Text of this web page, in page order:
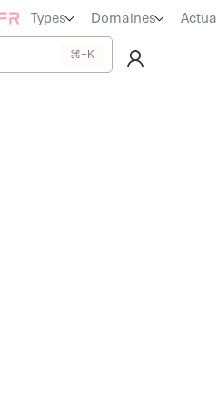
Types Domaines
⌘+K